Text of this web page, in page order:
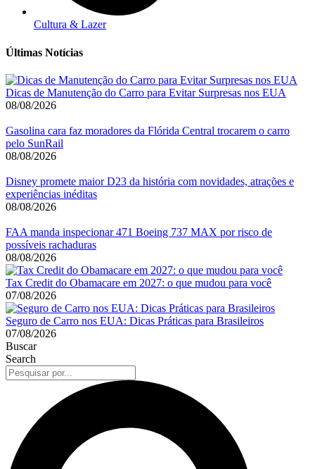
Cultura & Lazer
Últimas Notícias
Dicas de Manutenção do Carro para Evitar Surpresas nos EUA
08/08/2026
Gasolina cara faz moradores da Flórida Central trocarem o carro
pelo SunRail
08/08/2026
Disney promete maior D23 da história com novidades, atrações e
experiências inéditas
08/08/2026
FAA manda inspecionar 471 Boeing 737 MAX por risco de
possíveis rachaduras
08/08/2026
Tax Credit do Obamacare em 2027: o que mudou para você
07/08/2026
Seguro de Carro nos EUA: Dicas Práticas para Brasileiros
07/08/2026
Buscar
Search